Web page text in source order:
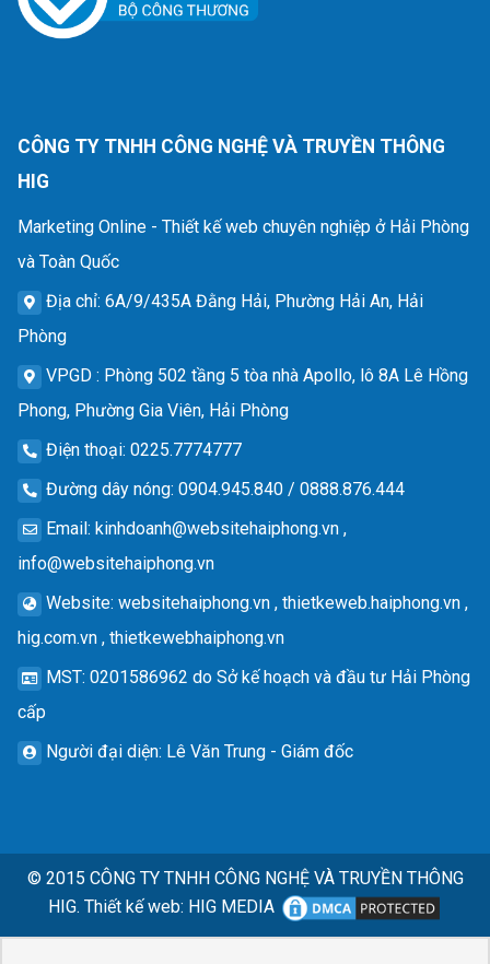
CÔNG TY TNHH CÔNG NGHỆ VÀ TRUYỀN THÔNG
HIG
Marketing Online - Thiết kế web chuyên nghiệp ở Hải Phòng
và Toàn Quốc
Địa chỉ: 6A/9/435A Đằng Hải, Phường Hải An, Hải
Phòng
VPGD : Phòng 502 tầng 5 tòa nhà Apollo, lô 8A Lê Hồng
Phong, Phường Gia Viên, Hải Phòng
Điện thoại: 0225.7774777
Đường dây nóng: 0904.945.840 / 0888.876.444
Email: kinhdoanh@websitehaiphong.vn ,
info@websitehaiphong.vn
Website: websitehaiphong.vn , thietkeweb.haiphong.vn ,
hig.com.vn , thietkewebhaiphong.vn
MST: 0201586962 do Sở kế hoạch và đầu tư Hải Phòng
cấp
Người đại diện: Lê Văn Trung - Giám đốc
© 2015 CÔNG TY TNHH CÔNG NGHỆ VÀ TRUYỀN THÔNG
HIG. Thiết kế web: HIG MEDIA